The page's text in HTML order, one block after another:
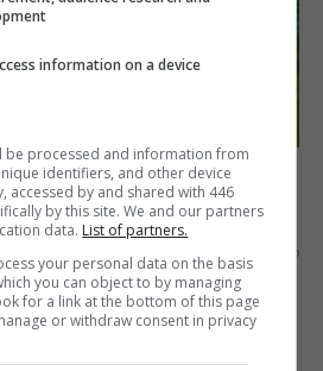
of the Cursed King para
0
que o remake de Dragon
the Cursed King não será
aos mercados ocidentais,
information on a device
be processed and information from
identifiers, and other device
accessed by and shared with 446
by this site. We and our partners
data. List of partners.
your personal data on the basis
you can object to by managing
for a link at the bottom of this page
or withdraw consent in privacy